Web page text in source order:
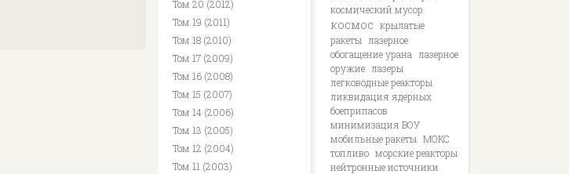
Том 20 (2012)
Том 19 (2011)
Том 18 (2010)
Том 17 (2009)
Том 16 (2008)
Том 15 (2007)
Том 14 (2006)
Том 13 (2005)
Том 12 (2004)
Том 11 (2003)
космический мусор
космос крылатые
ракеты
лазерное
обогащение урана
лазерное
оружие лазеры
легководные реакторы
ликвидация ядерных
боеприпасов
минимизация ВОУ
мобильные ракеты МОКС
топливо морские реакторы
нейтронные источники